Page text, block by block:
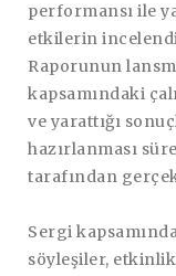
performansı ile
etkilerin
Raporunun
kapsamındaki
ve yarattığı
hazırlanması
tarafından
Sergi
söyleşiler,